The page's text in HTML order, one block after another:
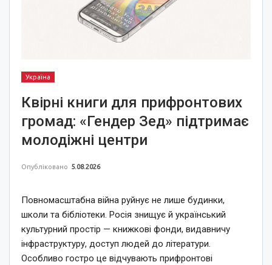
Україна
Квірні книги для прифронтових
громад: «Гендер Зед» підтримає
молодіжні центри
Опубліковано 5.08.2026
Повномасштабна війна руйнує не лише будинки,
школи та бібліотеки. Росія знищує й український
культурний простір — книжкові фонди, видавничу
інфраструктуру, доступ людей до літератури.
Особливо гостро це відчувають прифронтові